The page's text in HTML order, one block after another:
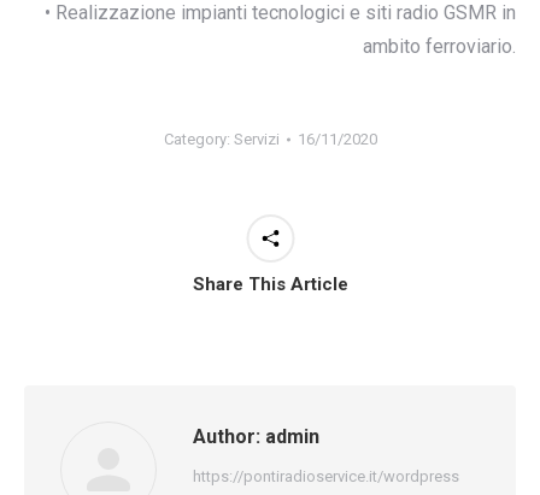
• Realizzazione impianti tecnologici e siti radio GSMR in
ambito ferroviario.
Category: Servizi 16/11/2020
Share This Article
Author: admin
https://pontiradioservice.it/wordpress